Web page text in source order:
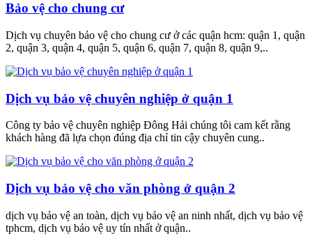
Bảo vệ cho chung cư
Dịch vụ chuyên bảo vệ cho chung cư ở các quận hcm: quận 1, quận
2, quận 3, quận 4, quận 5, quận 6, quận 7, quận 8, quận 9,..
Dịch vụ bảo vệ chuyên nghiệp ở quận 1
Công ty bảo vệ chuyên nghiệp Đông Hải chúng tôi cam kết rằng
khách hàng đã lựa chọn đúng địa chỉ tin cậy chuyên cung..
Dịch vụ bảo vệ cho văn phòng ở quận 2
dịch vụ bảo vệ an toàn, dịch vụ bảo vệ an ninh nhất, dịch vụ bảo vệ
tphcm, dịch vụ bảo vệ uy tín nhất ở quận..